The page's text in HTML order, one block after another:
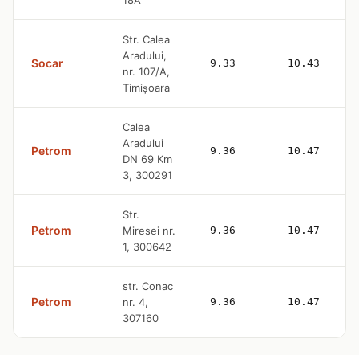
Socar
Str. Calea
Aradului,
nr. 107/A,
Timișoara
9.33 10.43
Petrom
Calea
Aradului
DN 69 Km
3, 300291
9.36 10.47
Petrom
Str.
Miresei nr.
1, 300642
9.36 10.47
Petrom
str. Conac
nr. 4,
307160
9.36 10.47